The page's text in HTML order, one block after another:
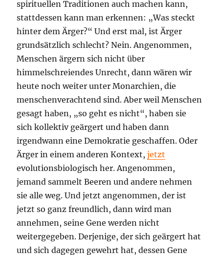
spirituellen Traditionen auch machen kann,
stattdessen kann man erkennen: „Was steckt
hinter dem Ärger?“ Und erst mal, ist Ärger
grundsätzlich schlecht? Nein. Angenommen,
Menschen ärgern sich nicht über
himmelschreiendes Unrecht, dann wären wir
heute noch weiter unter Monarchien, die
menschenverachtend sind. Aber weil Menschen
gesagt haben, „so geht es nicht“, haben sie
sich kollektiv geärgert und haben dann
irgendwann eine Demokratie geschaffen. Oder
Ärger in einem anderen Kontext,jetzt
evolutionsbiologisch her. Angenommen,
jemand sammelt Beeren und andere nehmen
sie alle weg. Und jetzt angenommen, der ist
jetzt so ganz freundlich, dann wird man
annehmen, seine Gene werden nicht
weitergegeben. Derjenige, der sich geärgert hat
und sich dagegen gewehrt hat, dessen Gene